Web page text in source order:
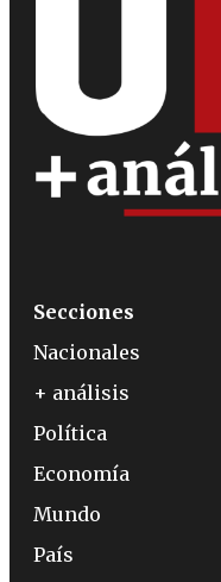
Secciones
Nacionales
+ análisis
Política
Economía
Mundo
País